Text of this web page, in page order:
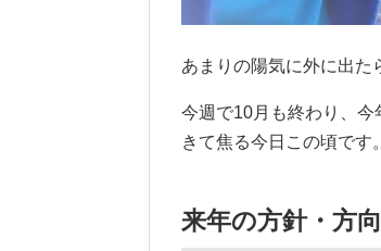
あまりの陽気に外に出た
今週で10月も終わり、
きて焦る今日この頃です。
来年の方針・方